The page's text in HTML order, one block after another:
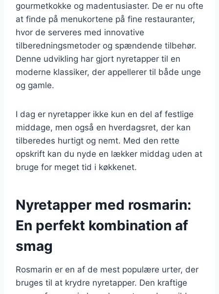
gourmetkokke og madentusiaster. De er nu ofte
at finde på menukortene på fine restauranter,
hvor de serveres med innovative
tilberedningsmetoder og spændende tilbehør.
Denne udvikling har gjort nyretapper til en
moderne klassiker, der appellerer til både unge
og gamle.
I dag er nyretapper ikke kun en del af festlige
middage, men også en hverdagsret, der kan
tilberedes hurtigt og nemt. Med den rette
opskrift kan du nyde en lækker middag uden at
bruge for meget tid i køkkenet.
Nyretapper med rosmarin:
En perfekt kombination af
smag
Rosmarin er en af de mest populære urter, der
bruges til at krydre nyretapper. Den kraftige